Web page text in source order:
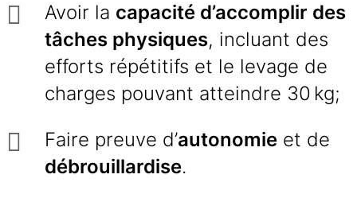
Avoir la capacité d’accomplir des
tâches physiques, incluant des
efforts répétitifs et le levage de
charges pouvant atteindre 30 kg;
Faire preuve d’autonomie et de
débrouillardise.